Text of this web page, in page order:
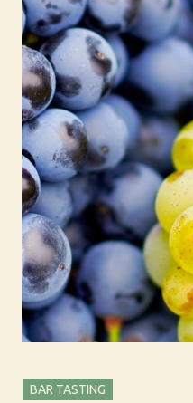
BAR TASTING